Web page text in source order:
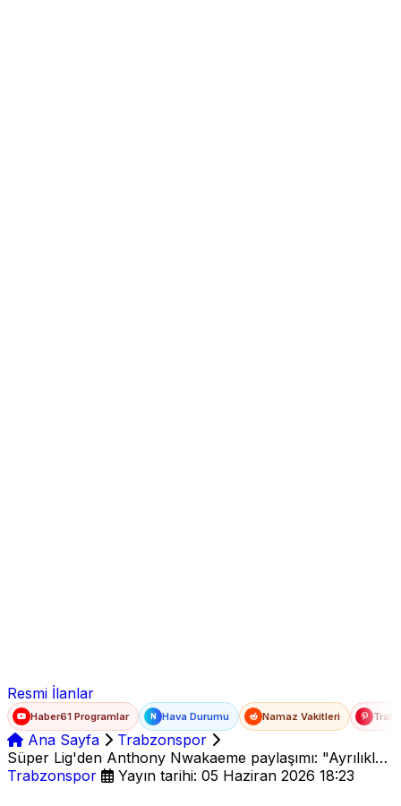
Resmi İlanlar
Haber61 Programlar N Hava Durumu Namaz Vakitleri
Ana Sayfa
Trabzonspor
Süper Lig'den Anthony Nwakaeme paylaşımı: "Ayrılıklar
da sevdaya dahil"
Trabzonspor Yayın tarihi: 05 Haziran 2026 18:23